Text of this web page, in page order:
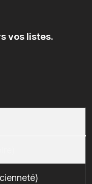
vos listes.